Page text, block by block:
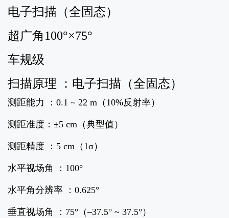
电子扫描（全固态）
超广角100°×75°
车规级
扫描原理 ：电子扫描（全固态）
测距能力 ：0.1 ~ 22 m（10%反射率）
测距准度：±5 cm（典型值）
测距精度 ：5 cm（1σ）
水平视场角 ：100°
水平角分辨率 ：0.625°
垂直视场角 ：75°（–37.5° ~ 37.5°）